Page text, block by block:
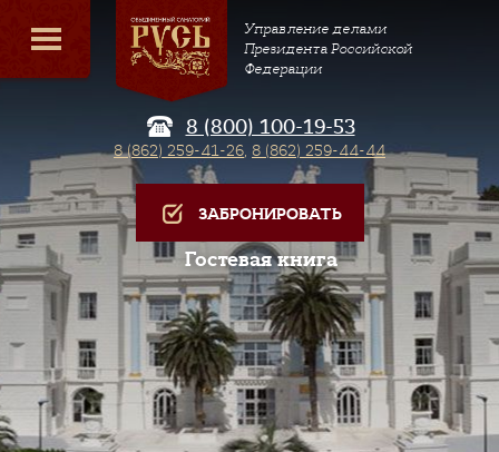
Управление делами
Президента Российской
Федерации
8 (800) 100-19-53
8 (862) 259-41-26, 8 (862) 259-44-44
ЗАБРОНИРОВАТЬ
Гостевая книга